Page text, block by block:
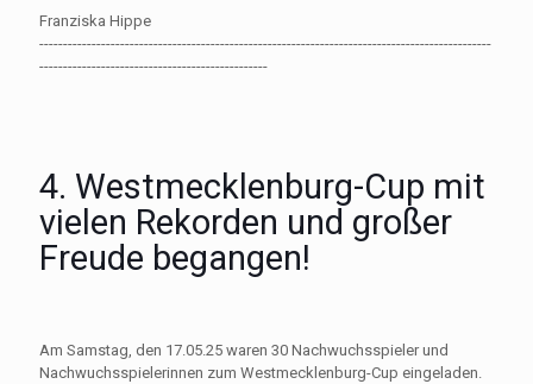
Franziska Hippe
-----------------------------------------------------------------------------------------------
------------------------------------------------
4. Westmecklenburg-Cup mit
vielen Rekorden und großer
Freude begangen!
Am Samstag, den 17.05.25 waren 30 Nachwuchsspieler und
Nachwuchsspielerinnen zum Westmecklenburg-Cup eingeladen.